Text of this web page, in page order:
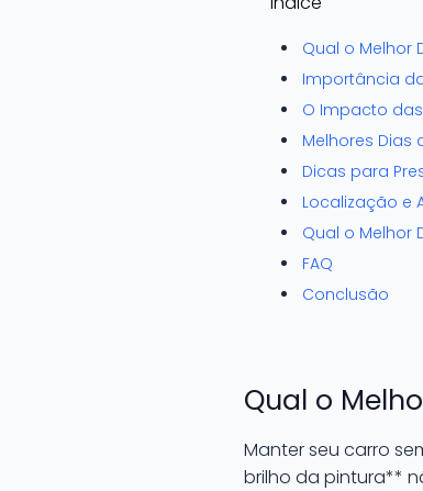
Qual o Melhor
Importância
O Impacto
Melhores Dias
Dicas para
Localização e
Qual o Melhor
FAQ
Conclusão
Qual o
Manter seu carro
brilho da pintura**